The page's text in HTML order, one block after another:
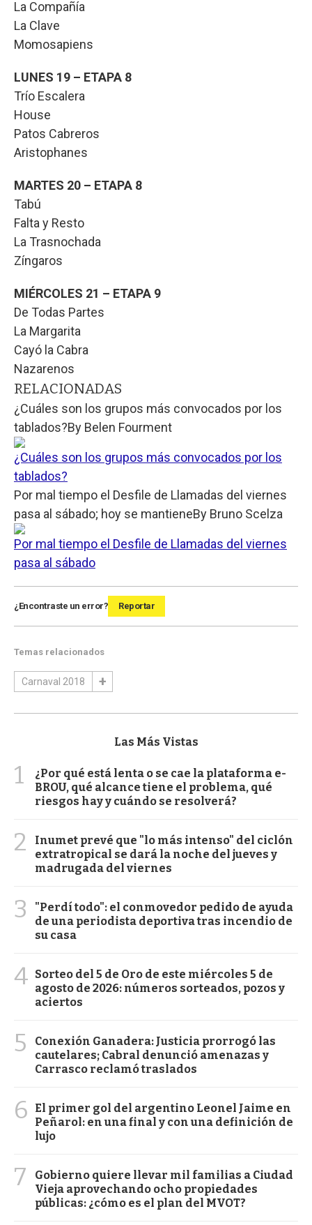
La Compañía
La Clave
Momosapiens
LUNES 19 – ETAPA 8
Trío Escalera
House
Patos Cabreros
Aristophanes
MARTES 20 – ETAPA 8
Tabú
Falta y Resto
La Trasnochada
Zíngaros
MIÉRCOLES 21 – ETAPA 9
De Todas Partes
La Margarita
Cayó la Cabra
Nazarenos
RELACIONADAS
¿Cuáles son los grupos más convocados por los
tablados?By Belen Fourment
¿Cuáles son los grupos más convocados por los
tablados?
Por mal tiempo el Desfile de Llamadas del viernes
pasa al sábado; hoy se mantieneBy Bruno Scelza
Por mal tiempo el Desfile de Llamadas del viernes
pasa al sábado
¿Encontraste un error? Reportar
Temas relacionados
Carnaval 2018
Las Más Vistas
1
¿Por qué está lenta o se cae la plataforma e-
BROU, qué alcance tiene el problema, qué
riesgos hay y cuándo se resolverá?
2
Inumet prevé que "lo más intenso" del ciclón
extratropical se dará la noche del jueves y
madrugada del viernes
3
"Perdí todo": el conmovedor pedido de ayuda
de una periodista deportiva tras incendio de
su casa
4 Sorteo del 5 de Oro de este miércoles 5 de
agosto de 2026: números sorteados, pozos y
aciertos
5
Conexión Ganadera: Justicia prorrogó las
cautelares; Cabral denunció amenazas y
Carrasco reclamó traslados
6
El primer gol del argentino Leonel Jaime en
Peñarol: en una final y con una definición de
lujo
7
Gobierno quiere llevar mil familias a Ciudad
Vieja aprovechando ocho propiedades
públicas: ¿cómo es el plan del MVOT?